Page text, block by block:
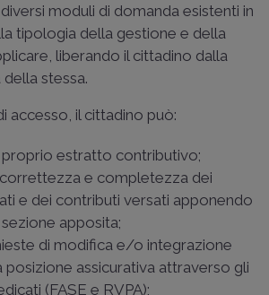
moduli di domanda esistenti in
tipologia della gestione e della
liberando il cittadino dalla
stessa.
accesso, il cittadino può:
proprio estratto contributivo;
e completezza dei
e dei contributi versati apponendo
apposita;
di modifica e/o integrazione
posizione assicurativa attraverso gli
(FASE e RVPA);